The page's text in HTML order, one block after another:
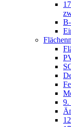
9.